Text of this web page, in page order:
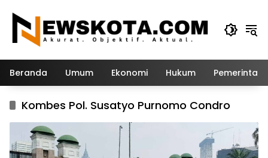
konten
Beranda Umum Ekonomi Hukum
Kombes Pol. Susatyo Purnomo Condro